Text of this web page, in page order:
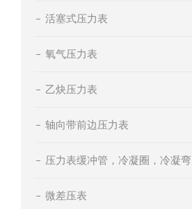
活塞式压力表
氧气压力表
乙炔压力表
轴向带前边压力表
压力表缓冲管，冷凝圈，冷凝弯
微差压表